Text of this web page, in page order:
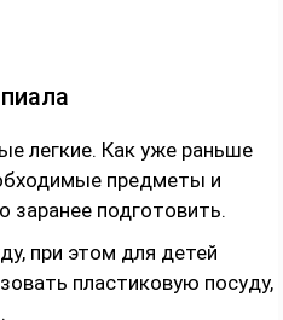
легкие. Как уже раньше
предметы и
заранее подготовить.
при этом для детей
пластиковую посуду,